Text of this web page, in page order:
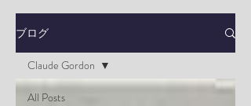
ブログ
All Posts
Claude Gordon